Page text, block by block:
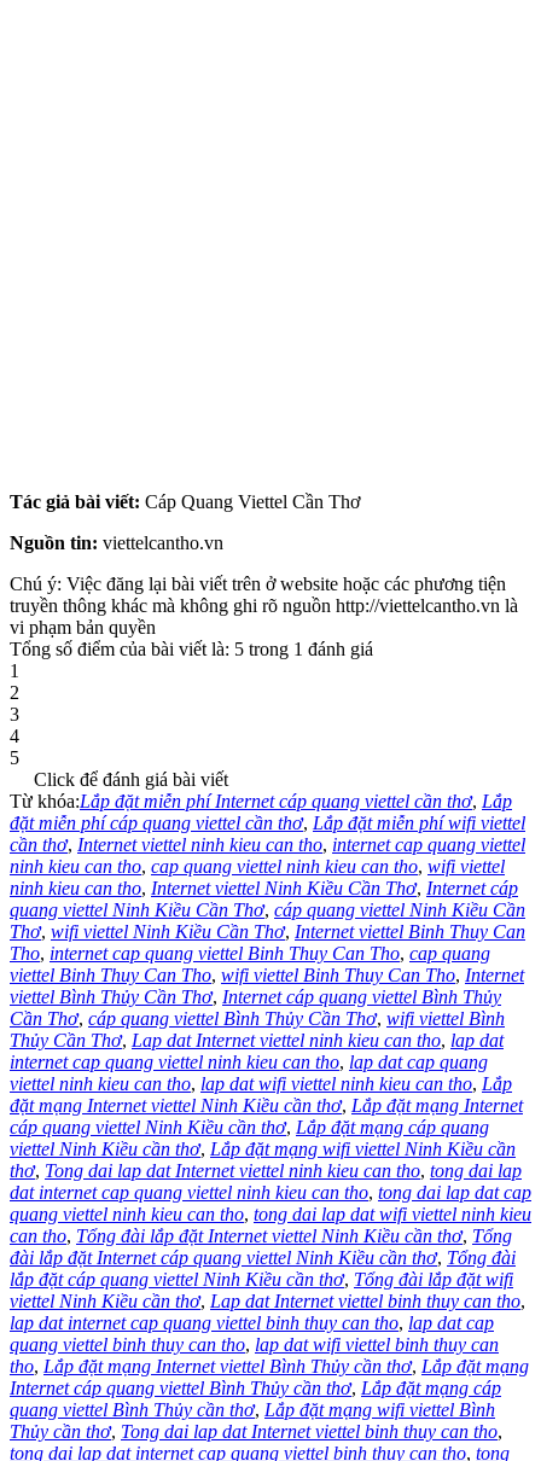
Tác giả bài viết: Cáp Quang Viettel Cần Thơ
Nguồn tin: viettelcantho.vn
Chú ý: Việc đăng lại bài viết trên ở website hoặc các phương tiện
truyền thông khác mà không ghi rõ nguồn http://viettelcantho.vn là
vi phạm bản quyền
Tổng số điểm của bài viết là: 5 trong 1 đánh giá
1
2
3
4
5
Click để đánh giá bài viết
Từ khóa:Lắp đặt miễn phí Internet cáp quang viettel cần thơ, Lắp
đặt miễn phí cáp quang viettel cần thơ, Lắp đặt miễn phí wifi viettel
cần thơ, Internet viettel ninh kieu can tho, internet cap quang viettel
ninh kieu can tho, cap quang viettel ninh kieu can tho, wifi viettel
ninh kieu can tho, Internet viettel Ninh Kiều Cần Thơ, Internet cáp
quang viettel Ninh Kiều Cần Thơ, cáp quang viettel Ninh Kiều Cần
Thơ, wifi viettel Ninh Kiều Cần Thơ, Internet viettel Binh Thuy Can
Tho, internet cap quang viettel Binh Thuy Can Tho, cap quang
viettel Binh Thuy Can Tho, wifi viettel Binh Thuy Can Tho, Internet
viettel Bình Thủy Cần Thơ, Internet cáp quang viettel Bình Thủy
Cần Thơ, cáp quang viettel Bình Thủy Cần Thơ, wifi viettel Bình
Thủy Cần Thơ, Lap dat Internet viettel ninh kieu can tho, lap dat
internet cap quang viettel ninh kieu can tho, lap dat cap quang
viettel ninh kieu can tho, lap dat wifi viettel ninh kieu can tho, Lắp
đặt mạng Internet viettel Ninh Kiều cần thơ, Lắp đặt mạng Internet
cáp quang viettel Ninh Kiều cần thơ, Lắp đặt mạng cáp quang
viettel Ninh Kiều cần thơ, Lắp đặt mạng wifi viettel Ninh Kiều cần
thơ, Tong dai lap dat Internet viettel ninh kieu can tho, tong dai lap
dat internet cap quang viettel ninh kieu can tho, tong dai lap dat cap
quang viettel ninh kieu can tho, tong dai lap dat wifi viettel ninh kieu
can tho, Tổng đài lắp đặt Internet viettel Ninh Kiều cần thơ, Tổng
đài lắp đặt Internet cáp quang viettel Ninh Kiều cần thơ, Tổng đài
lắp đặt cáp quang viettel Ninh Kiều cần thơ, Tổng đài lắp đặt wifi
viettel Ninh Kiều cần thơ, Lap dat Internet viettel binh thuy can tho,
lap dat internet cap quang viettel binh thuy can tho, lap dat cap
quang viettel binh thuy can tho, lap dat wifi viettel binh thuy can
tho, Lắp đặt mạng Internet viettel Bình Thủy cần thơ, Lắp đặt mạng
Internet cáp quang viettel Bình Thủy cần thơ, Lắp đặt mạng cáp
quang viettel Bình Thủy cần thơ, Lắp đặt mạng wifi viettel Bình
Thủy cần thơ, Tong dai lap dat Internet viettel binh thuy can tho,
tong dai lap dat internet cap quang viettel binh thuy can tho, tong